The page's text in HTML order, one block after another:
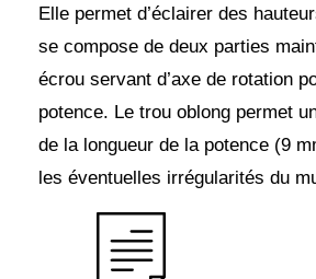
Elle permet d’éclairer des
se compose de deux parties
écrou servant d’axe de rotation
potence. Le trou oblong permet
de la longueur de la potence (9
les éventuelles irrégularités du